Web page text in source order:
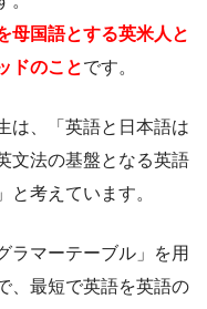
母国語とする英米人と
ドのことです。
は、「英語と日本語は
文法の基盤となる英語
考えています。
ラマーテーブル」を用
、最短で英語を英語の